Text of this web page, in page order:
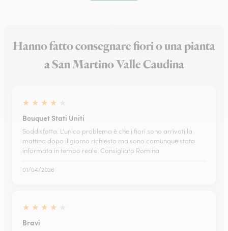
Hanno fatto consegnare fiori o una pianta
a San Martino Valle Caudina
★ ★ ★ ★
Bouquet Stati Uniti
Soddisfatta. L'unico problema è che i fiori sono arrivati la
mattina dopo il giorno richiesto ma sono comunque stata
informata in tempo reale. Consigliato Romina
01/04/2026
★ ★ ★ ★
Bravi